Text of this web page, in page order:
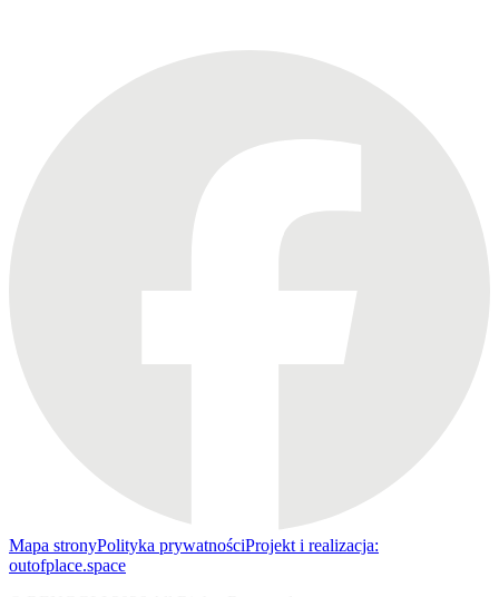
Mapa stronyPolityka prywatnościProjekt i realizacja:
outofplace.space